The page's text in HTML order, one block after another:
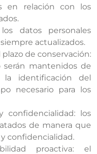
en relación con los
datos personales
actualizados.
de conservación:
serán mantenidos de
identificación del
necesario para los
confidencialidad: los
de manera que
confidencialidad.
proactiva: el